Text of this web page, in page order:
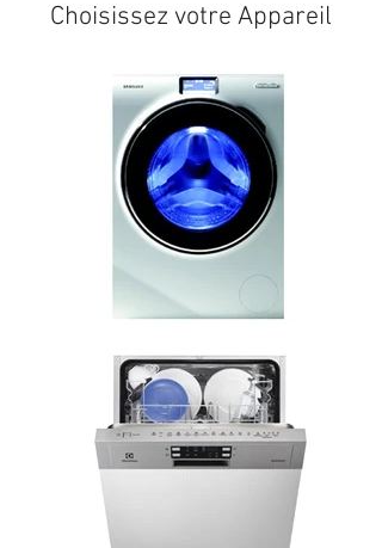
Choisissez votre Appareil